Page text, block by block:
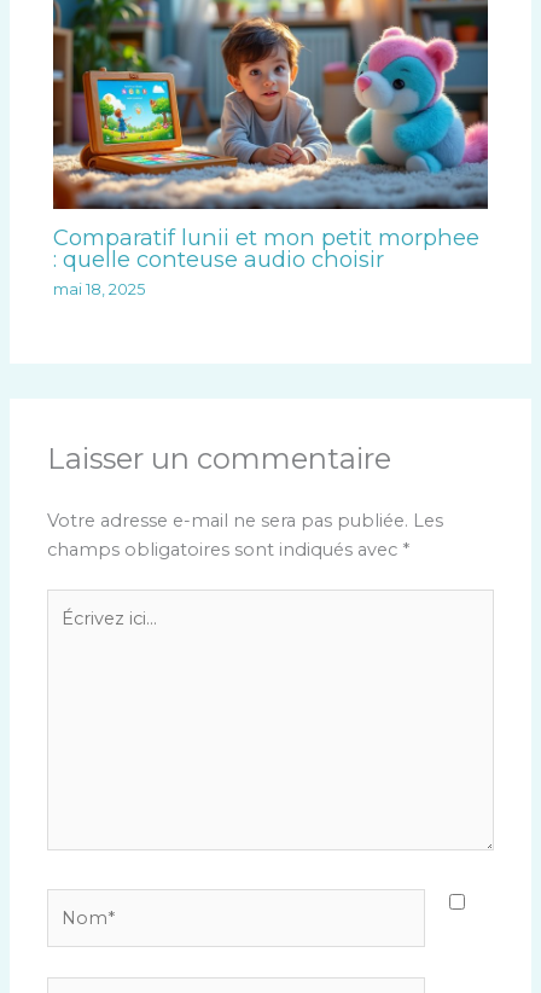
Comparatif lunii et mon petit morphee
: quelle conteuse audio choisir
mai 18, 2025
Laisser un commentaire
Votre adresse e-mail ne sera pas publiée. Les
champs obligatoires sont indiqués avec *
Écrivez